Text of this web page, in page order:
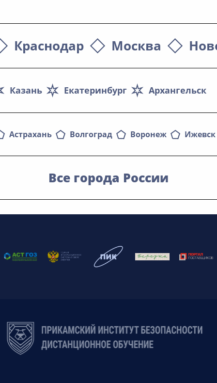
Краснодар Москва
Архангельск
Екатеринбург
Казань
Астрахань Волгоград Воронеж Ижевск
Все города России